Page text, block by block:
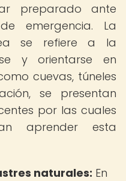
preparado ante
emergencia. La
se refiere a la
y orientarse en
cuevas, túneles
se presentan
por las cuales
aprender esta
naturales: En